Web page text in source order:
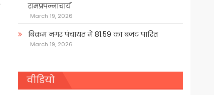
रामप्रपन्नाचार्य
March 19, 2026
बिक्रम नगर पंचायत में 81.59 का बजट पारित
March 19, 2026
वीडियो